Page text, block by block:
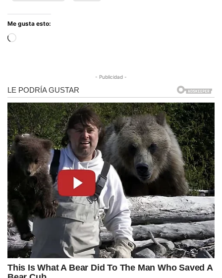
Me gusta esto:
Cargando...
- Publicidad -